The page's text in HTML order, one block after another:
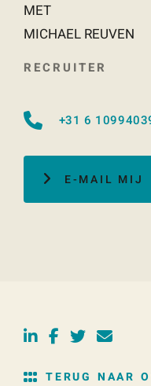
MET
MICHAEL REUVEN
RECRUITER
+31 6
E-MAIL MIJ
TERUG NAAR